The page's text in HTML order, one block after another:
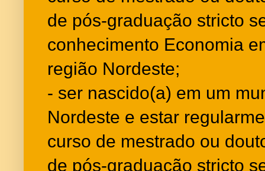
de pós-graduação stricto
conhecimento Economia
região Nordeste;
- ser nascido(a) em um
Nordeste e estar
curso de mestrado ou
de pós-graduação stricto